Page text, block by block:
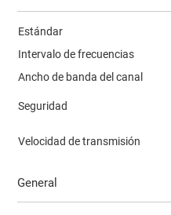
Estándar
Intervalo de frecuencias
Ancho de banda del canal
Seguridad
Velocidad de transmisión
General